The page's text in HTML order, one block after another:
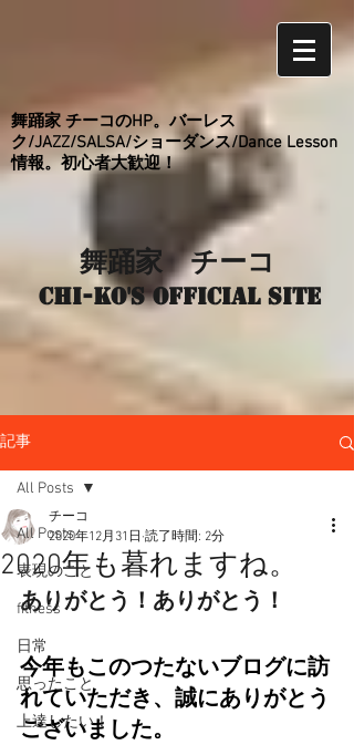
舞踊家 チーコのHP。バーレス
ク/JAZZ/SALSA/ショーダンス/Dance Lesson
情報。初心者大歓迎！
舞踊家 チーコ
Chi-ko's Official site
記事
All Posts
表現のこと
fitness
日常
思ったこと
上達したい！
All Posts
2020年も暮れますね。
チーコ
2020年12月31日 読了時間: 2分
ありがとう！ありがとう！
今年もこのつたないブログに訪
れていただき、誠にありがとう
ございました。